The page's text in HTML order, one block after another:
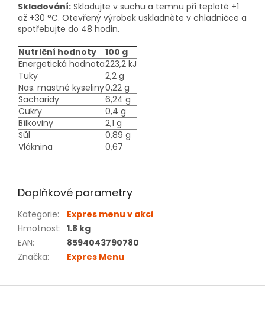
Skladování: Skladujte v suchu a temnu při teplotě +1
až +30 °C. Otevřený výrobek uskladněte v chladničce a
spotřebujte do 48 hodin.
Nutriční hodnoty
100 g
Energetická hodnota223,2 kJ
Tuky
2,2 g
Nas. mastné kyseliny0,22 g
Sacharidy
6,24 g
Cukry
0,4 g
Bílkoviny
2,1 g
Sůl
0,89 g
Vláknina
0,67
Doplňkové parametry
Kategorie:
Expres menu v akci
Hmotnost: 1.8 kg
EAN:
8594043790780
Značka: Expres Menu
Z